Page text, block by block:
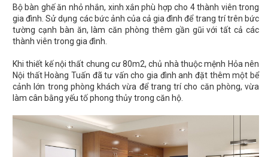
Bộ bàn ghế ăn nhỏ nhắn, xinh xắn phù hợp cho 4 thành viên trong
gia đình. Sử dụng các bức ảnh của cả gia đình để trang trí trên bức
tường cạnh bàn ăn, làm căn phòng thêm gần gũi với tất cả các
thành viên trong gia đình.
Khi thiết kế nội thất chung cư 80m2, chủ nhà thuộc mệnh Hỏa nên
Nội thất Hoàng Tuấn đã tư vấn cho gia đình anh đặt thêm một bể
cảnh lớn trong phòng khách vừa để trang trí cho căn phòng, vừa
làm cân bằng yếu tố phong thủy trong căn hộ.